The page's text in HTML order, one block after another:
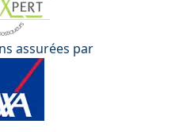
assurées par